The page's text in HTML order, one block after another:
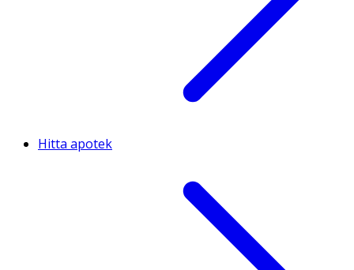
Hitta apotek